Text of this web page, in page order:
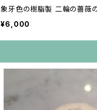
象牙色の樹脂製 二輪の薔薇の
¥6,000